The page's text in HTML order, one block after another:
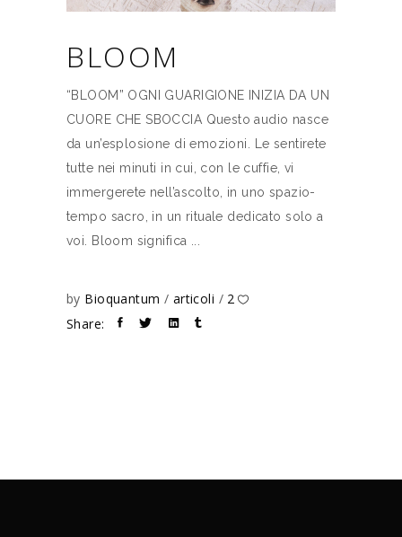
BLOOM
“BLOOM” OGNI GUARIGIONE INIZIA DA UN
CUORE CHE SBOCCIA Questo audio nasce
da un’esplosione di emozioni. Le sentirete
tutte nei minuti in cui, con le cuffie, vi
immergerete nell’ascolto, in uno spazio-
tempo sacro, in un rituale dedicato solo a
voi. Bloom significa
by Bioquantum articoli
2
Share: